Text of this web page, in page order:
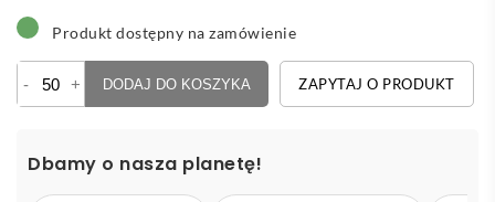
Produkt dostępny na zamówienie
-
Zhuli
+ DODAJ DO KOSZYKA ZAPYTAJ O PRODUKT
Dbamy o nasza planetę!